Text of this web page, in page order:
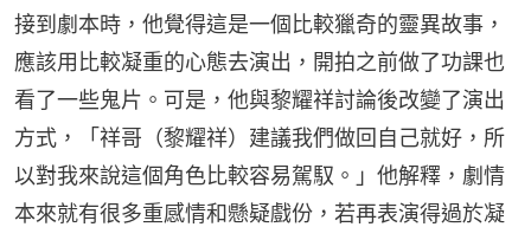
接到劇本時，他覺得這是一個比較獵奇的靈異故事，
應該用比較凝重的心態去演出，開拍之前做了功課也
看了一些鬼片。可是，他與黎耀祥討論後改變了演出
方式，「祥哥（黎耀祥）建議我們做回自己就好，所
以對我來說這個角色比較容易駕馭。」他解釋，劇情
本來就有很多重感情和懸疑戲份，若再表演得過於凝